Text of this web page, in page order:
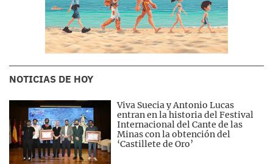
NOTICIAS DE HOY
Viva Suecia y Antonio Lucas
entran en la historia del Festival
Internacional del Cante de las
Minas con la obtención del
‘Castillete de Oro’